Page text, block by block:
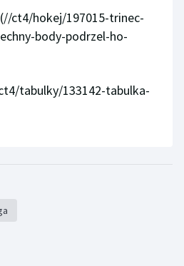
(//ct4/hokej/197015-trinec-
body-podrzel-ho-
tabulky/133142-tabulka-